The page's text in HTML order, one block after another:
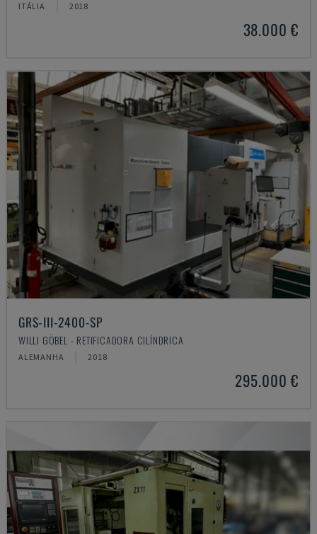
ITÁLIA 2018
38.000 €
GRS-III-2400-SP
WILLI GÖBEL - RETIFICADORA CILÍNDRICA
ALEMANHA 2018
295.000 €